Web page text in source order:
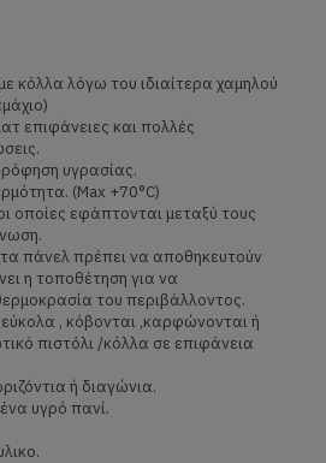
κόλλα λόγω του ιδιαίτερα χαμηλού
επιφάνειες και πολλές
υγρασίας.
(Max +70°C)
οποίες εφάπτονται μεταξύ τους
πάνελ πρέπει να αποθηκευτούν
η τοποθέτηση για να
του περιβάλλοντος.
, κόβονται ,καρφώνονται ή
πιστόλι /κόλλα σε επιφάνεια
ή διαγώνια.
υγρό πανί.